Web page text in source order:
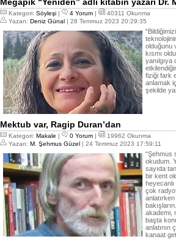
Kategori: Söyleşi | 4 Yorum |
40311 Okunma
Yazan: Deniz Günal | 28 Temmuz 2023 20:29:35
olduğunu
kısmı
fiziği fark
anlamak
şekilde
Mektub var, Ragip Duran’dan
Kategori: Makale | 0 Yorum |
19962 Okunma
Yazan: M. Şehmus Güzel | 24 Temmuz 2023 17:59:11
“Şehmus
okudum.
sayıda
bir kent
çok
akademi,
başta
anlatının
kanaat